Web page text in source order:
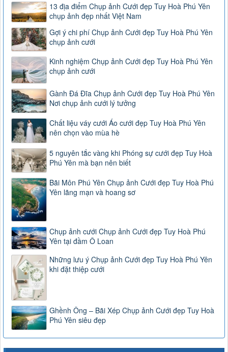
13 địa điểm Chụp ảnh Cưới đẹp Tuy Hoà Phú Yên
chụp ảnh đẹp nhất Việt Nam
Gợi ý chi phí Chụp ảnh Cưới đẹp Tuy Hoà Phú Yên
chụp ảnh cưới
Kinh nghiệm Chụp ảnh Cưới đẹp Tuy Hoà Phú Yên
chụp ảnh cưới
Gành Đá Đĩa Chụp ảnh Cưới đẹp Tuy Hoà Phú Yên
Nơi chụp ảnh cưới lý tưởng
Chất liệu váy cưới Áo cưới đẹp Tuy Hoà Phú Yên
nên chọn vào mùa hè
5 nguyên tắc vàng khi Phóng sự cưới đẹp Tuy Hoà
Phú Yên mà bạn nên biết
Bãi Môn Phú Yên Chụp ảnh Cưới đẹp Tuy Hoà Phú
Yên lãng mạn và hoang sơ
Chụp ảnh cưới Chụp ảnh Cưới đẹp Tuy Hoà Phú
Yên tại đầm Ô Loan
Những lưu ý Chụp ảnh Cưới đẹp Tuy Hoà Phú Yên
khi đặt thiệp cưới
Ghềnh Ông – Bãi Xép Chụp ảnh Cưới đẹp Tuy Hoà
Phú Yên siêu đẹp